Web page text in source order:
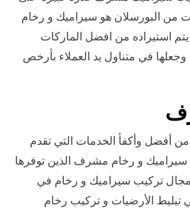
من البورسلان هو سيراميك و رخام
استيراده من افضل الماركات
وجعلها في متناول يد العملاء بأرخص
وأكفأ الخدمات التي تقدم
و رخام مشرف الذين توفرها
تركيب سيراميك و رخام في
الأرضيات و تركيب رخام